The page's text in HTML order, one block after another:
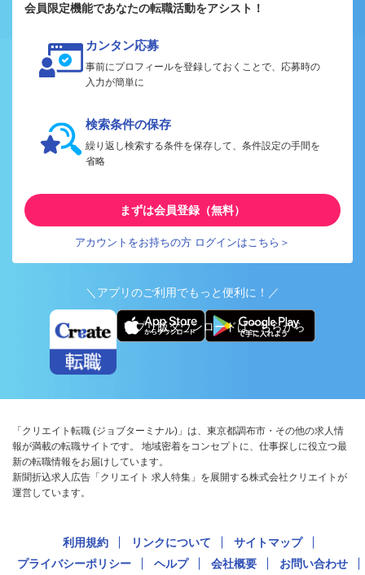
会員限定機能であなたの転職活動をアシスト！
カンタン応募
事前にプロフィールを登録しておくことで、応募時の
入力が簡単に
検索条件の保存
繰り返し検索する条件を保存して、条件設定の手間を
省略
まずは会員登録（無料）
アカウントをお持ちの方 ログインはこちら＞
＼アプリのご利用でもっと便利に！／
アプリ版ダウンロードはこちらから
「クリエイト転職 (ジョブターミナル)」は、東京都調布市・その他の求人情
報が満載の転職サイトです。 地域密着をコンセプトに、仕事探しに役立つ最
新の転職情報をお届けしています。
新聞折込求人広告「クリエイト 求人特集」を展開する株式会社クリエイトが
運営しています。
利用規約 リンクについて
サイトマップ
プライバシーポリシー
ヘルプ 会社概要 お問い合わせ